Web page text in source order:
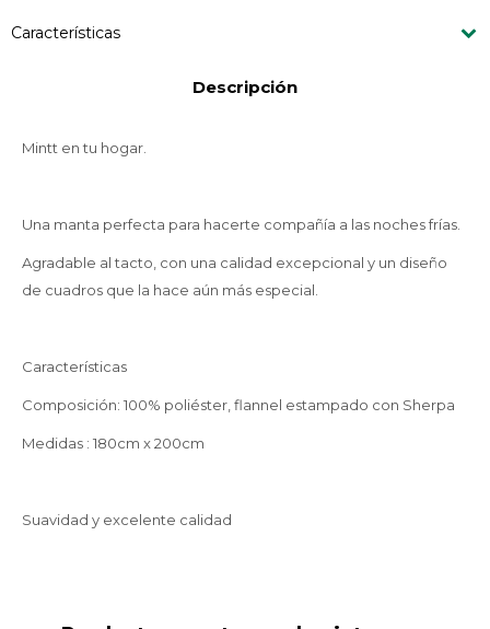
Características
Descripción
Mintt en tu hogar.
Una manta perfecta para hacerte compañía a las noches frías.
Agradable al tacto, con una calidad excepcional y un diseño
de cuadros que la hace aún más especial.
Características
Composición: 100% poliéster, flannel estampado con Sherpa
Medidas : 180cm x 200cm
Suavidad y excelente calidad